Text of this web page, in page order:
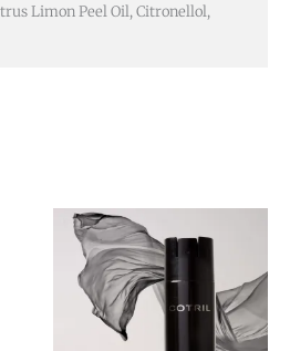
Limon Peel Oil, Citronellol,